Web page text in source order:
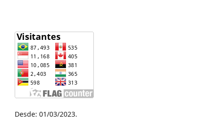
Desde: 01/03/2023.